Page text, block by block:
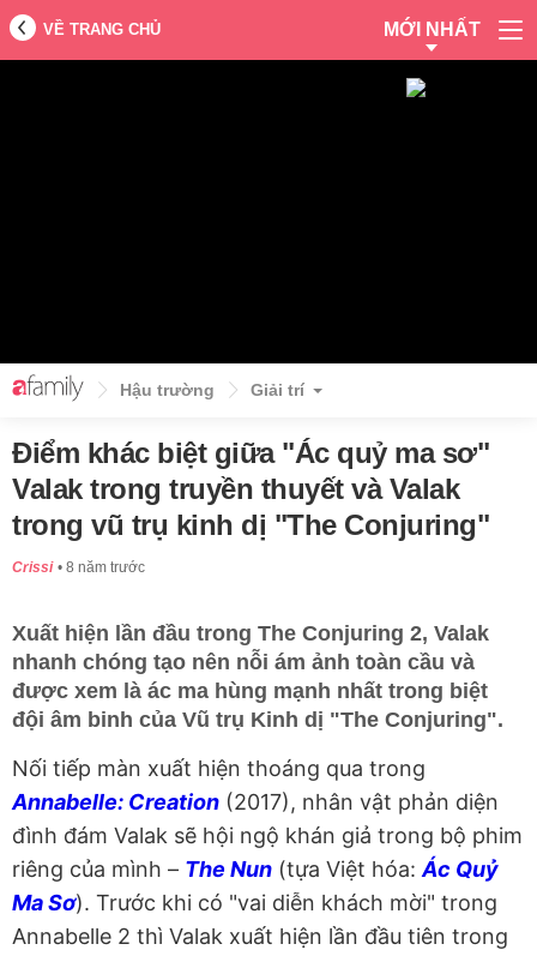
VỀ TRANG CHỦ MỚI NHẤT
Hậu trường Giải trí
Điểm khác biệt giữa "Ác quỷ ma sơ"
Valak trong truyền thuyết và Valak
trong vũ trụ kinh dị "The Conjuring"
Crissi 8 năm trước
Xuất hiện lần đầu trong The Conjuring 2, Valak
nhanh chóng tạo nên nỗi ám ảnh toàn cầu và
được xem là ác ma hùng mạnh nhất trong biệt
đội âm binh của Vũ trụ Kinh dị "The Conjuring".
Nối tiếp màn xuất hiện thoáng qua trong
Annabelle: Creation (2017), nhân vật phản diện
đình đám Valak sẽ hội ngộ khán giả trong bộ phim
riêng của mình – The Nun (tựa Việt hóa:Ác Quỷ
Ma Sơ). Trước khi có "vai diễn khách mời" trong
Annabelle 2 thì Valak xuất hiện lần đầu tiên trong